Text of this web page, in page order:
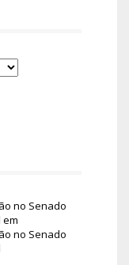
no Senado
em
no Senado